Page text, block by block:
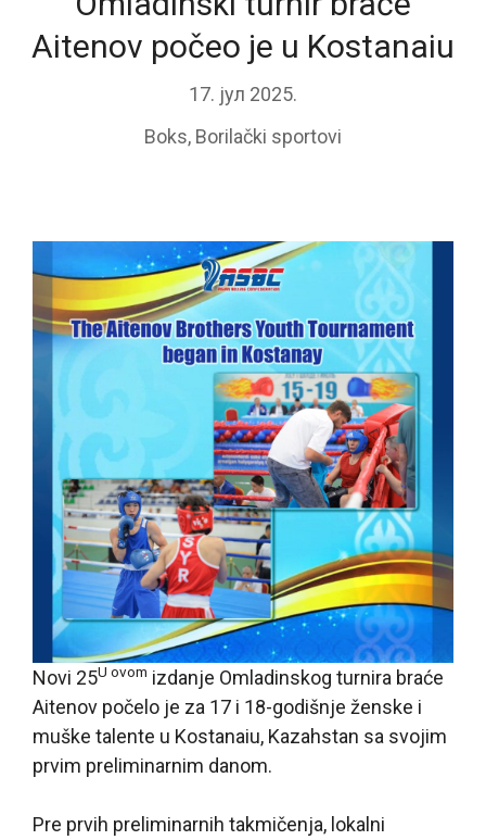
Aitenov počeo je u Kostanaiu
17. јул 2025.
Boks, Borilački sportovi
Novi 25U ovom izdanje Omladinskog turnira braće
Aitenov počelo je za 17 i 18-godišnje ženske i
muške talente u Kostanaiu, Kazahstan sa svojim
prvim preliminarnim danom.
Pre prvih preliminarnih takmičenja, lokalni